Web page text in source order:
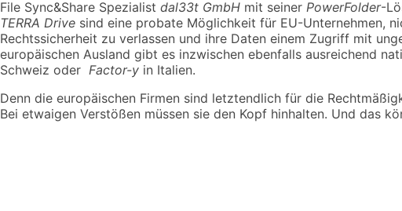
File Sync&Share Spezialist dal33t GmbH mit seiner PowerFolder-
TERRA Drive sind eine probate Möglichkeit für EU-Unternehmen,
Rechtssicherheit zu verlassen und ihre Daten einem Zugriff mit
europäischen Ausland gibt es inzwischen ebenfalls ausreichend
Schweiz oder Factor-y in Italien.
Denn die europäischen Firmen sind letztendlich für die
Bei etwaigen Verstößen müssen sie den Kopf hinhalten. Und das